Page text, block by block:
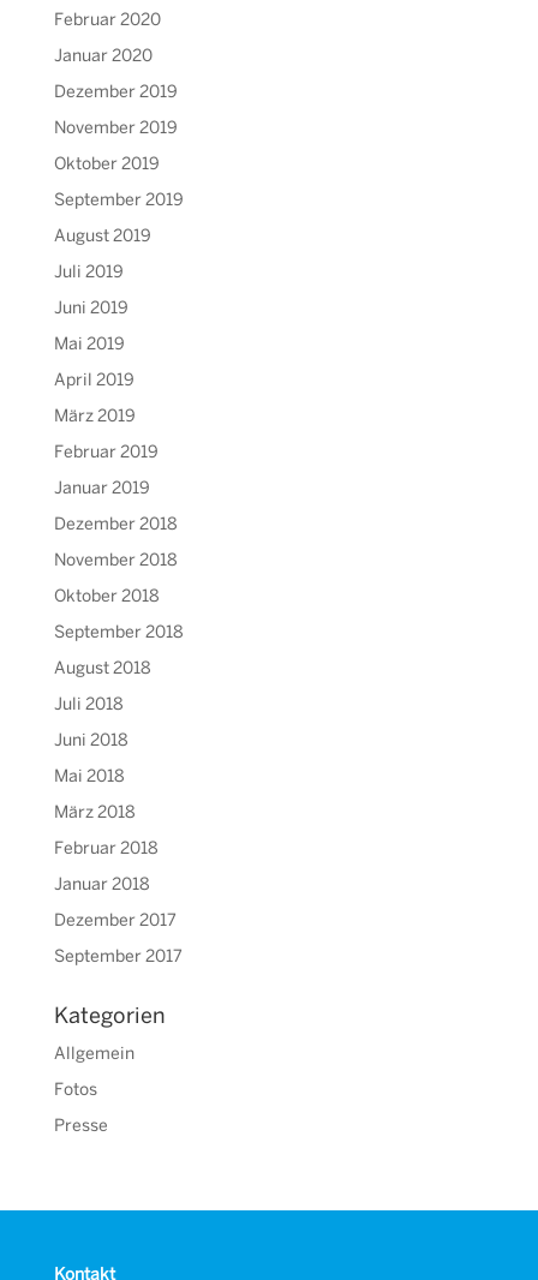
Februar 2020
Januar 2020
Dezember 2019
November 2019
Oktober 2019
September 2019
August 2019
Juli 2019
Juni 2019
Mai 2019
April 2019
März 2019
Februar 2019
Januar 2019
Dezember 2018
November 2018
Oktober 2018
September 2018
August 2018
Juli 2018
Juni 2018
Mai 2018
März 2018
Februar 2018
Januar 2018
Dezember 2017
September 2017
Kategorien
Allgemein
Fotos
Presse
Kontakt